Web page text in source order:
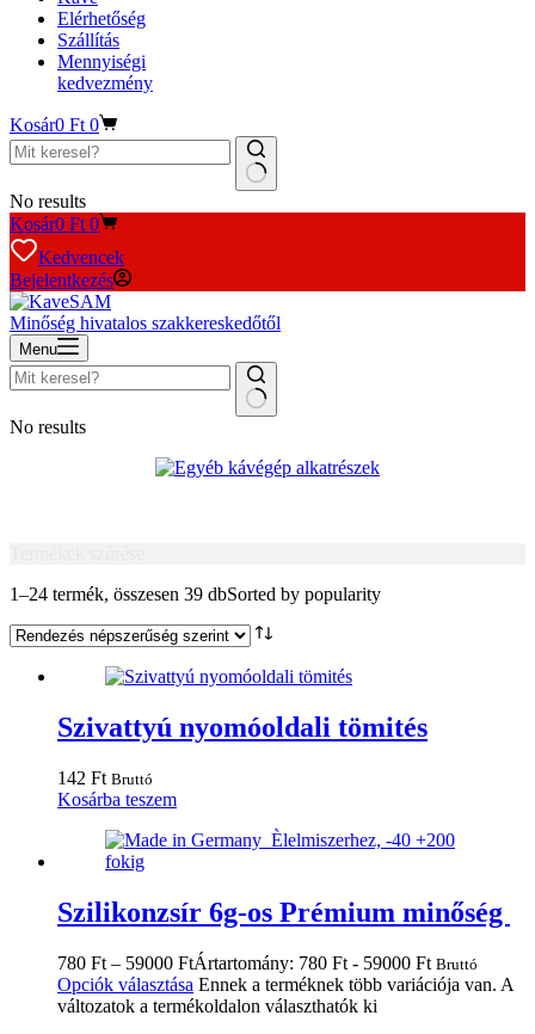
Elérhetőség
Szállítás
Mennyiségi
kedvezmény
Kosár0 Ft 0
No results
Kosár0 Ft 0
Kedvencek
Bejelentkezés
Minőség hivatalos szakkereskedőtől
Menu
No results
1–24 termék, összesen 39 dbSorted by popularity
Szivattyú nyomóoldali tömités
142 Ft Bruttó
Kosárba teszem
Szilikonzsír 6g-os Prémium minőség
780 Ft – 59000 FtÁrtartomány: 780 Ft - 59000 Ft Bruttó
Opciók választása Ennek a terméknek több variációja van. A
változatok a termékoldalon választhatók ki